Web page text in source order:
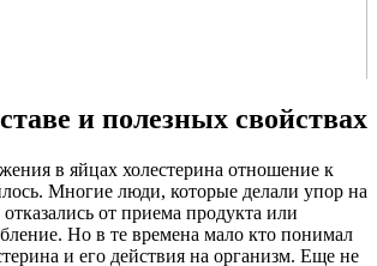
и полезных свойствах
в яйцах холестерина отношение к
Многие люди, которые делали упор на
от приема продукта или
Но в те времена мало кто понимал
и его действия на организм. Еще не